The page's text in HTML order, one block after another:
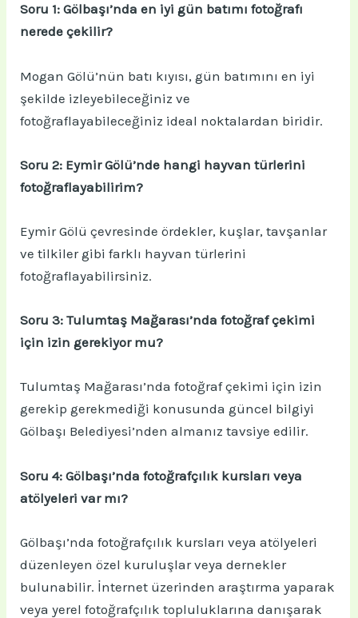
Soru 1: Gölbaşı’nda en iyi gün batımı fotoğrafı
nerede çekilir?
Mogan Gölü’nün batı kıyısı, gün batımını en iyi
şekilde izleyebileceğiniz ve
fotoğraflayabileceğiniz ideal noktalardan biridir.
Soru 2: Eymir Gölü’nde hangi hayvan türlerini
fotoğraflayabilirim?
Eymir Gölü çevresinde ördekler, kuşlar, tavşanlar
ve tilkiler gibi farklı hayvan türlerini
fotoğraflayabilirsiniz.
Soru 3: Tulumtaş Mağarası’nda fotoğraf çekimi
için izin gerekiyor mu?
Tulumtaş Mağarası’nda fotoğraf çekimi için izin
gerekip gerekmediği konusunda güncel bilgiyi
Gölbaşı Belediyesi’nden almanız tavsiye edilir.
Soru 4: Gölbaşı’nda fotoğrafçılık kursları veya
atölyeleri var mı?
Gölbaşı’nda fotoğrafçılık kursları veya atölyeleri
düzenleyen özel kuruluşlar veya dernekler
bulunabilir. İnternet üzerinden araştırma yaparak
veya yerel fotoğrafçılık topluluklarına danışarak